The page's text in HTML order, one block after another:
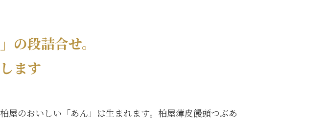
の段詰合せ。
ます
屋のおいしい「あん」は生まれます。柏屋薄皮饅頭つぶあ